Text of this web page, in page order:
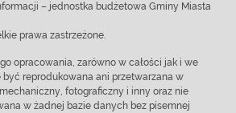
– jednostka budżetowa Gminy Miasta
prawa zastrzeżone.
opracowania, zarówno w całości jak i we
reprodukowana ani przetwarzana w
fotograficzny i inny oraz nie
w żadnej bazie danych bez pisemnej